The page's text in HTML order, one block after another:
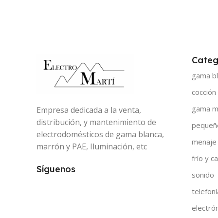
Empresa dedicada a la venta,
distribución, y mantenimiento de
electrodomésticos de gama blanca,
marrón y PAE, Iluminación, etc
Síguenos
gama
cocción
gama
menaje
frío y
sonido